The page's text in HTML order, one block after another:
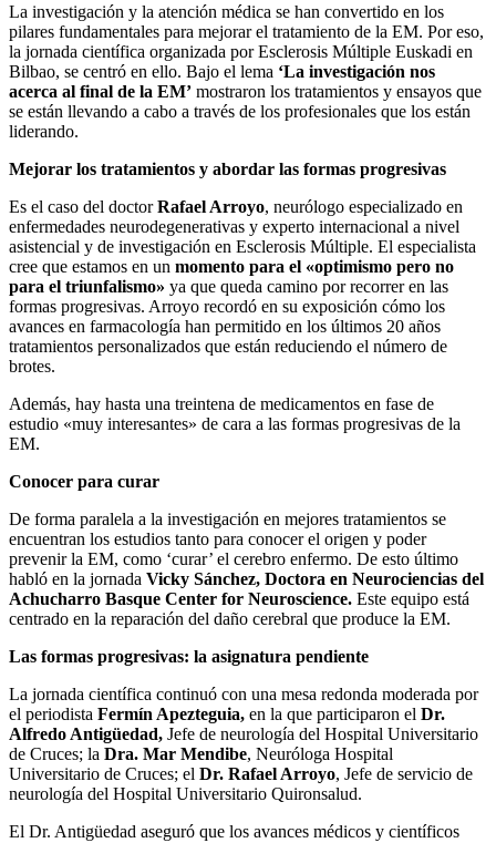
La investigación y la atención médica se han convertido en los
pilares fundamentales para mejorar el tratamiento de la EM. Por eso,
la jornada científica organizada por Esclerosis Múltiple Euskadi en
Bilbao, se centró en ello. Bajo el lema ‘La investigación nos
acerca al final de la EM’ mostraron los tratamientos y ensayos que
se están llevando a cabo a través de los profesionales que los están
liderando.
Mejorar los tratamientos y abordar las formas progresivas
Es el caso del doctorRafael Arroyo, neurólogo especializado en
enfermedades neurodegenerativas y experto internacional a nivel
asistencial y de investigación en Esclerosis Múltiple. El especialista
cree que estamos en un momento para el «optimismo pero no
para el triunfalismo» ya que queda camino por recorrer en las
formas progresivas. Arroyo recordó en su exposición cómo los
avances en farmacología han permitido en los últimos 20 años
tratamientos personalizados que están reduciendo el número de
brotes.
Además, hay hasta una treintena de medicamentos en fase de
estudio «muy interesantes» de cara a las formas progresivas de la
EM.
Conocer para curar
De forma paralela a la investigación en mejores tratamientos se
encuentran los estudios tanto para conocer el origen y poder
prevenir la EM, como ‘curar’ el cerebro enfermo. De esto último
habló en la jornada Vicky Sánchez, Doctora en Neurociencias del
Achucharro Basque Center for Neuroscience. Este equipo está
centrado en la reparación del daño cerebral que produce la EM.
Las formas progresivas: la asignatura pendiente
La jornada científica continuó con una mesa redonda moderada por
el periodista Fermín Apezteguia, en la que participaron el Dr.
Alfredo Antigüedad, Jefe de neurología del Hospital Universitario
de Cruces; la Dra. Mar Mendibe, Neuróloga Hospital
Universitario de Cruces; el Dr. Rafael Arroyo, Jefe de servicio de
neurología del Hospital Universitario Quironsalud.
El Dr. Antigüedad aseguró que los avances médicos y científicos